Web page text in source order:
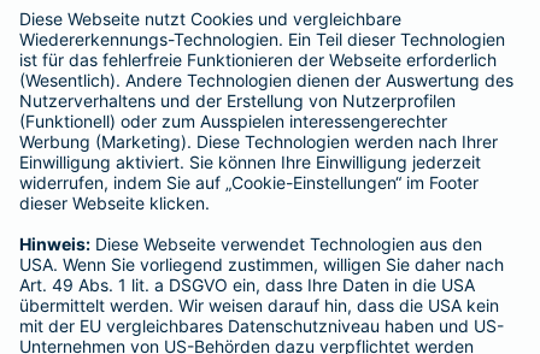
BELIEBTE SEITEN
Kranken-Zusatzversicherung
Tierversicherungen
Haftpflichtversicherung
Hausratversicherung
Adresse ändern
Schaden melden
Kilometerstandsmeldung
Serviceübersicht